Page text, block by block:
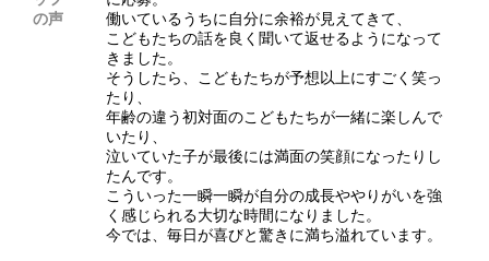
の声
働いているうちに自分に余裕が見えてきて、
こどもたちの話を良く聞いて返せるようになって
きました。
そうしたら、こどもたちが予想以上にすごく笑っ
たり、
年齢の違う初対面のこどもたちが一緒に楽しんで
いたり、
泣いていた子が最後には満面の笑顔になったりし
たんです。
こういった一瞬一瞬が自分の成長ややりがいを強
く感じられる大切な時間になりました。
今では、毎日が喜びと驚きに満ち溢れています。